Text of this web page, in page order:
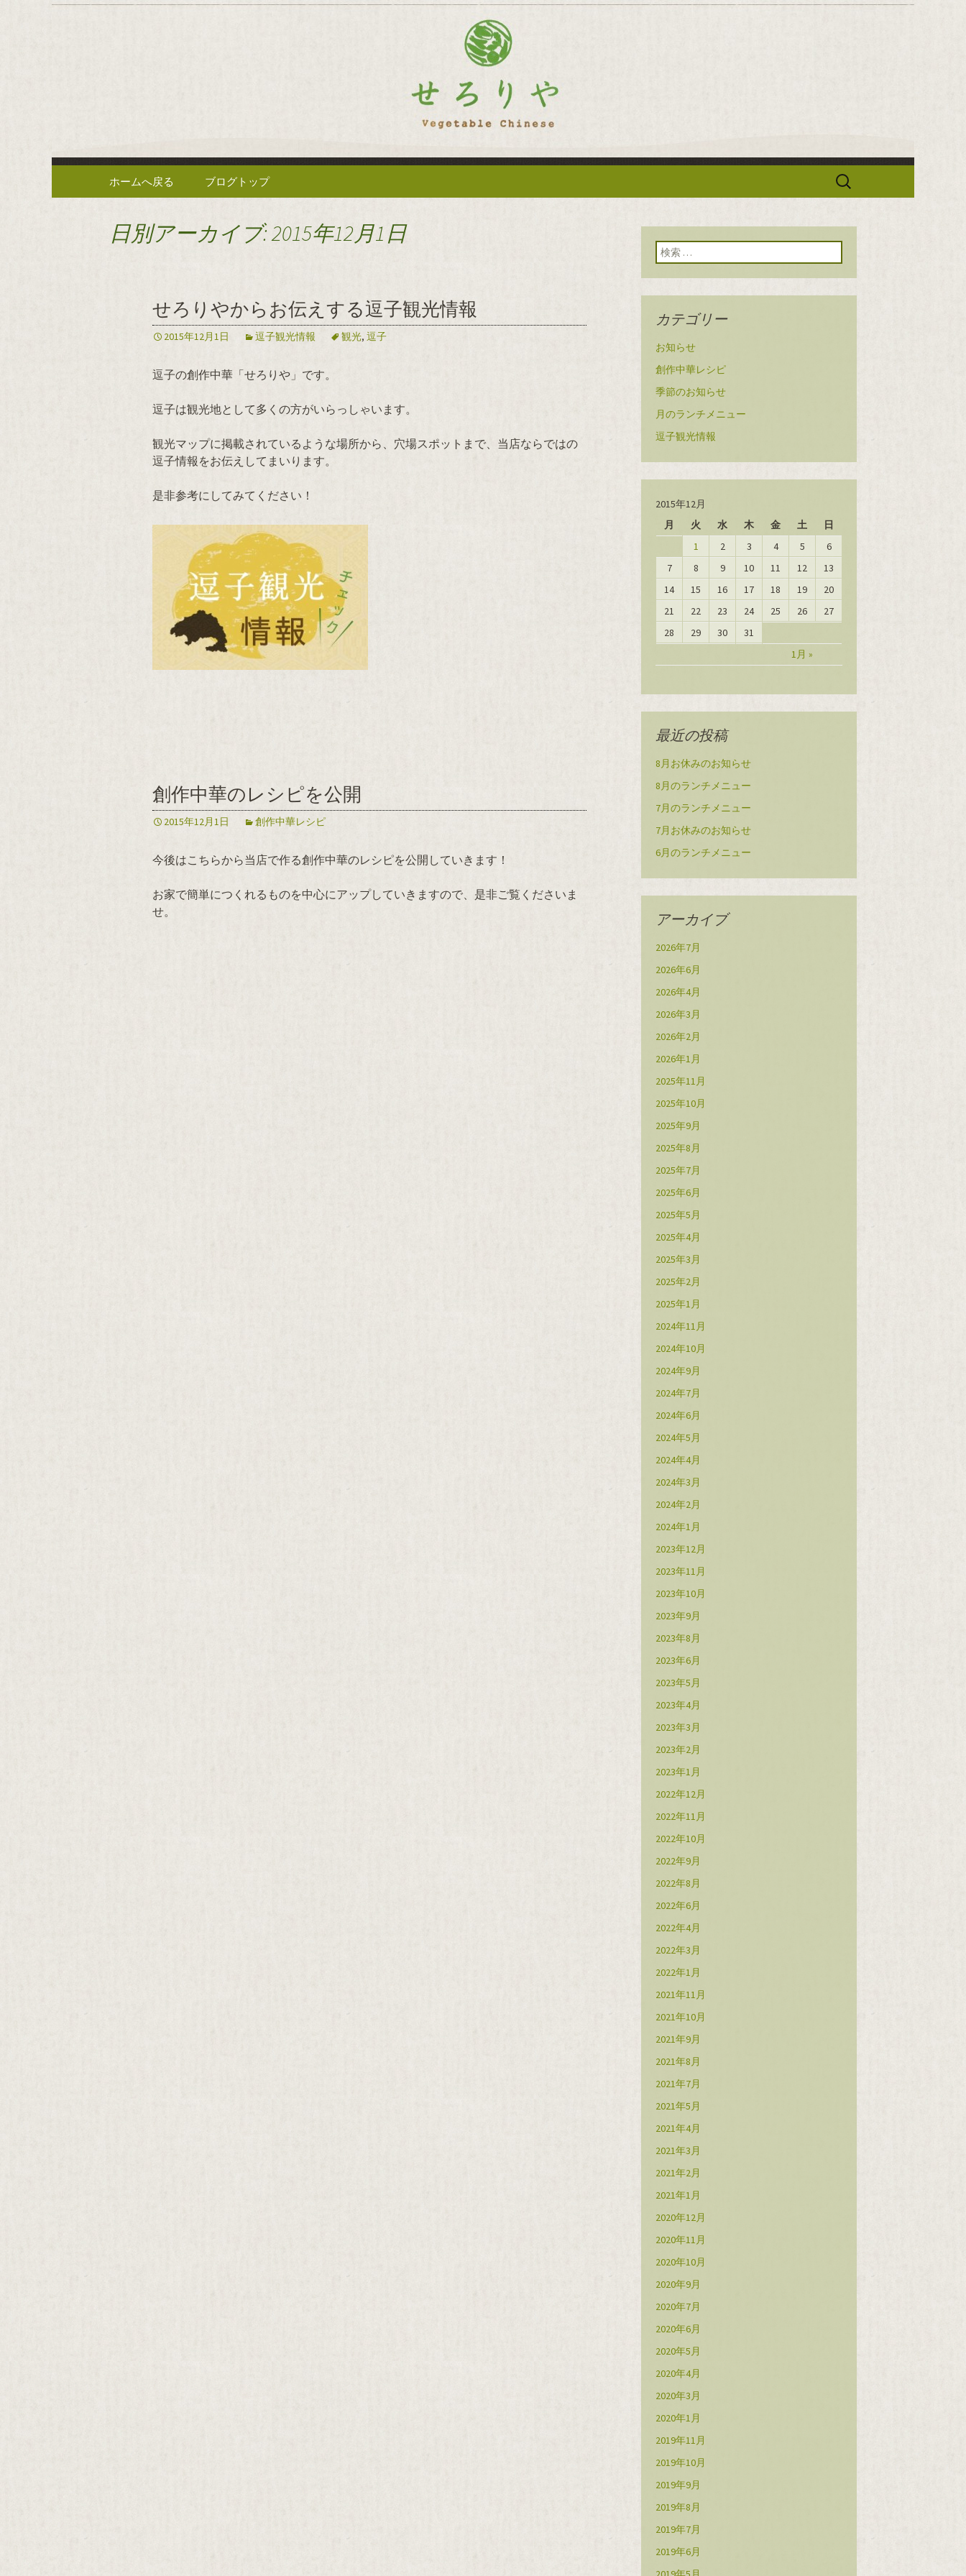
逗子の野菜を使った創作中華「せろり
逗子の野菜を使った創作中華「せろりや」のブログ
コンテンツへ移動
ホームへ戻る ブログトップ
検
日別アーカイブ: 2015年12月1日
せろりやからお伝えする逗子観光情報
2015年12月1日 逗子観光情報 観光, 逗子
逗子の創作中華「せろりや」です。
逗子は観光地として多くの方がいらっしゃいます。
観光マップに掲載されているような場所から、穴場スポットまで、当店ならではの
逗子情報をお伝えしてまいります。
是非参考にしてみてください！
創作中華のレシピを公開
2015年12月1日 創作中華レシピ
今後はこちらから当店で作る創作中華のレシピを公開していきます！
お家で簡単につくれるものを中心にアップしていきますので、是非ご覧くださいま
せ。
検索:
カテゴリー
お知らせ
創作中華レシピ
季節のお知らせ
月のランチメニュー
逗子観光情報
2015年12月
月
火 水 木 金 土 日
1月 »
1 2 3 4 5
6
7
8 9 10 11 12
13
14
15 16 17 18 19
20
21
22 23 24 25 26
27
28
29 30 31
最近の投稿
8月お休みのお知らせ
8月のランチメニュー
7月のランチメニュー
7月お休みのお知らせ
6月のランチメニュー
アーカイブ
2026年7月
2026年6月
2026年4月
2026年3月
2026年2月
2026年1月
2025年11月
2025年10月
2025年9月
2025年8月
2025年7月
2025年6月
2025年5月
2025年4月
2025年3月
2025年2月
2025年1月
2024年11月
2024年10月
2024年9月
2024年7月
2024年6月
2024年5月
2024年4月
2024年3月
2024年2月
2024年1月
2023年12月
2023年11月
2023年10月
2023年9月
2023年8月
2023年6月
2023年5月
2023年4月
2023年3月
2023年2月
2023年1月
2022年12月
2022年11月
2022年10月
2022年9月
2022年8月
2022年6月
2022年4月
2022年3月
2022年1月
2021年11月
2021年10月
2021年9月
2021年8月
2021年7月
2021年5月
2021年4月
2021年3月
2021年2月
2021年1月
2020年12月
2020年11月
2020年10月
2020年9月
2020年7月
2020年6月
2020年5月
2020年4月
2020年3月
2020年1月
2019年11月
2019年10月
2019年9月
2019年8月
2019年7月
2019年6月